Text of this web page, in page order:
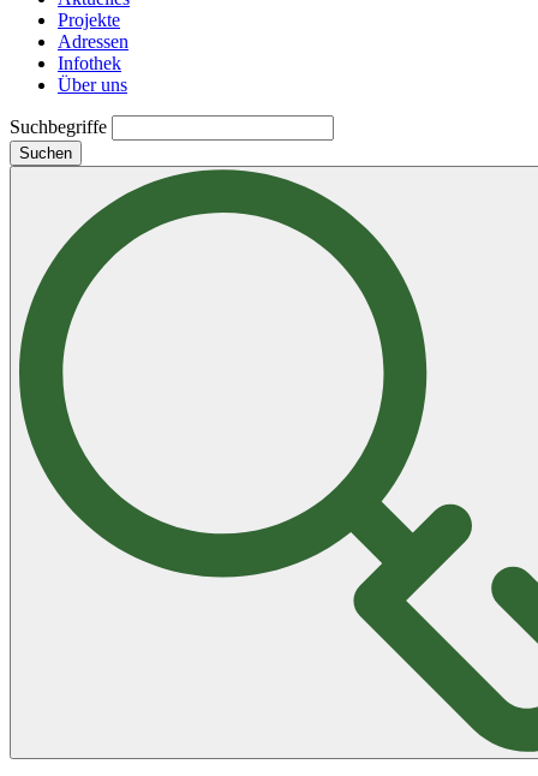
Projekte
Adressen
Infothek
Über uns
Suchbegriffe
Suchen